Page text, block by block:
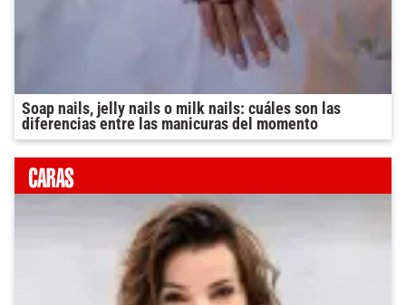
Soap nails, jelly nails o milk nails: cuáles son las
diferencias entre las manicuras del momento